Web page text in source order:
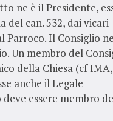
ne è il Presidente,
del can. 532, dai vicari
Il Consiglio
Un membro del
della Chiesa (cf IMA,
anche il Legale
essere membro